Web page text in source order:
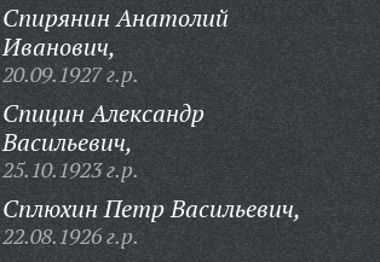
Спирянин Анатолий
Иванович,
20.09.1927 г.р.
Спицин Александр
Васильевич,
25.10.1923 г.р.
Сплюхин Петр Васильевич,
22.08.1926 г.р.